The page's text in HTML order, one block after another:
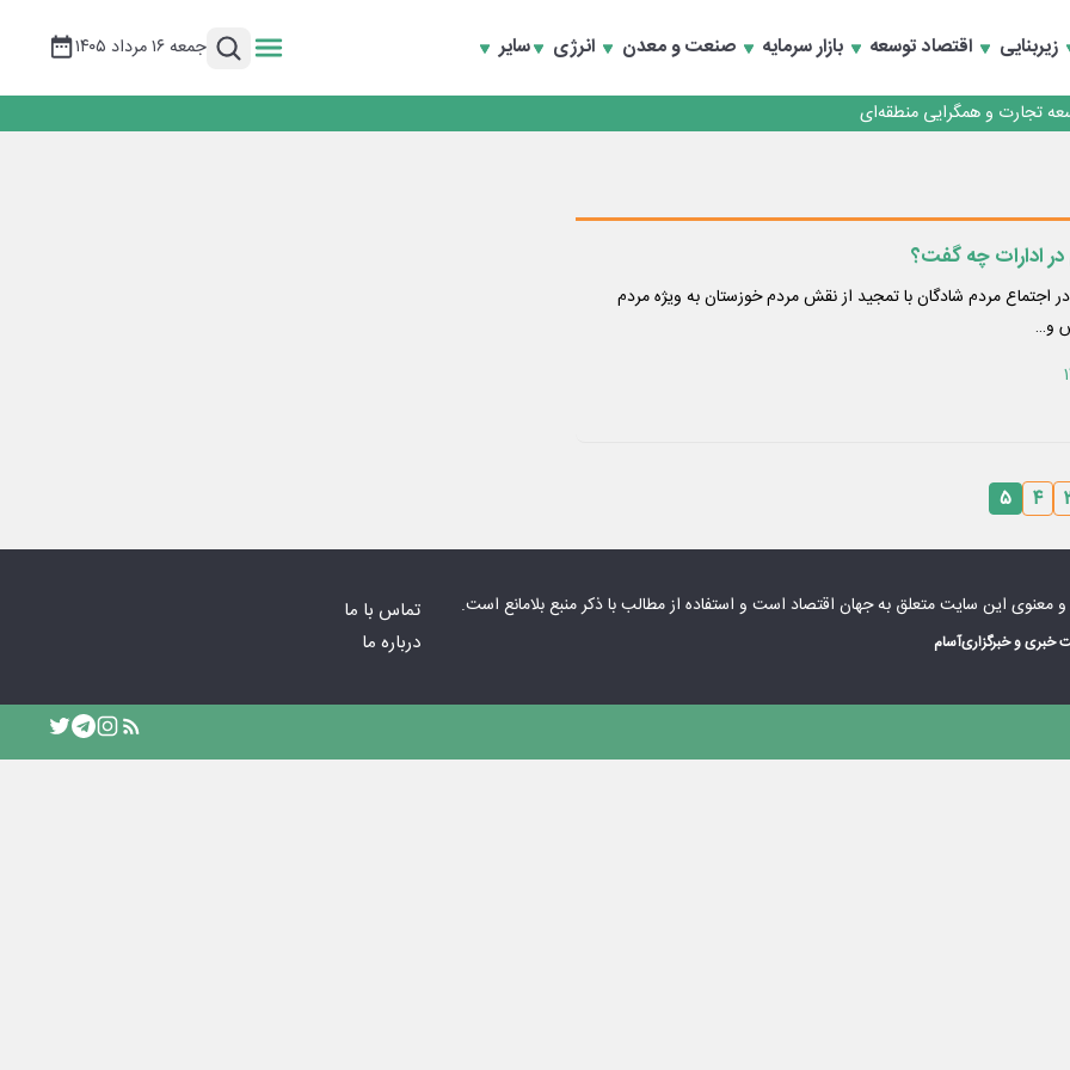
زیربنایی اقتصاد توسعه بازار سرمایه صنعت و معدن انرژی سایر جمعه ۱۶ مرداد ۱۴۰۵
تجارت و همگرایی منطقه‌ای
منطقه یک
تجارت و همگرایی منطقه‌ای
در ادارات چه گفت؟
اجتماع مردم شادگان با تمجید از نقش مردم خوزستان به ویژه مردم
و…
۴ ۵
معنوی این سایت متعلق بهجهان اقتصاد است و استفاده از مطالب با ذکر منبع بلامانع است.
خبری و خبرگزاریآسام
تماس با ما
درباره ما